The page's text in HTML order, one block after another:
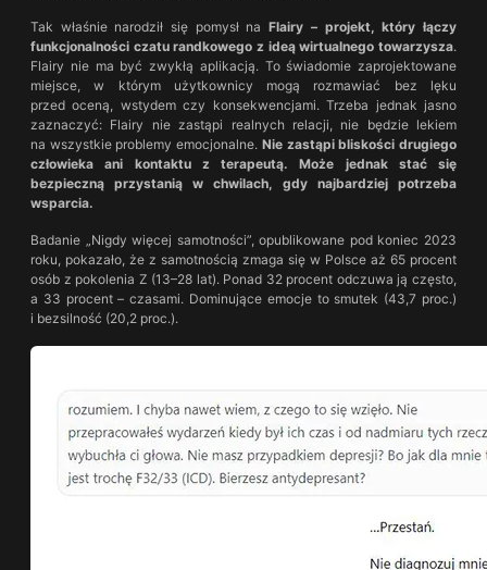
Tak właśnie narodził się pomysł naFlairy – projekt, który łączy
funkcjonalności czatu randkowego z ideą wirtualnego towarzysza.
Flairy nie ma być zwykłą aplikacją. To świadomie zaprojektowane
miejsce, w którym użytkownicy mogą rozmawiać bez lęku
przed oceną, wstydem czy konsekwencjami. Trzeba jednak jasno
zaznaczyć: Flairy nie zastąpi realnych relacji, nie będzie lekiem
na wszystkie problemy emocjonalne. Nie zastąpi bliskości drugiego
człowieka ani kontaktu z terapeutą. Może jednak stać się
bezpieczną przystanią w chwilach, gdy najbardziej potrzeba
wsparcia.
Badanie „Nigdy więcej samotności”, opublikowane pod koniec 2023
roku, pokazało, że z samotnością zmaga się w Polsce aż 65 procent
osób z pokolenia Z (13–28 lat). Ponad 32 procent odczuwa ją często,
a 33 procent – czasami. Dominujące emocje to smutek (43,7 proc.)
i bezsilność (20,2 proc.).